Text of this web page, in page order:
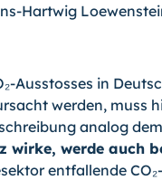
Hartwig
Ausstosses in
werden, muss
analog
wirke, werde auch
entfallende